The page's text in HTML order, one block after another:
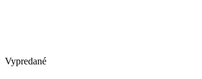
Vypredané